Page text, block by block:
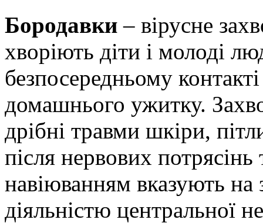
Бородавки– вірусне
хворіють діти і молоді
безпосередньому
домашнього ужитку.
дрібні травми шкіри,
після нервових потрясінь
навіюванням вказують на
діяльністю центральної